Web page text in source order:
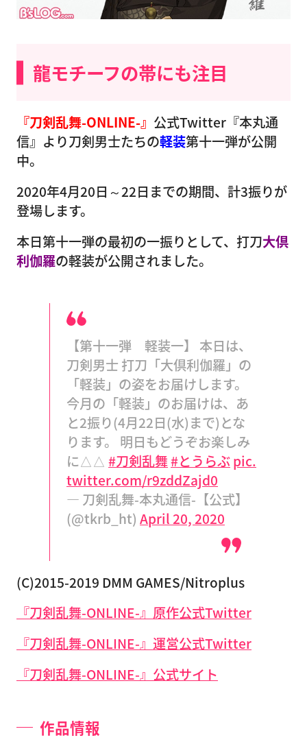
龍モチーフの帯にも注目
『刀剣乱舞-ONLINE-』 公式Twitter『本丸通
信』より刀剣男士たちの軽装第十一弾が公開
中。
2020年4月20日～22日までの期間、計3振りが
登場します。
本日第十一弾の最初の一振りとして、打刀大倶
利伽羅の軽装が公開されました。
【第十一弾 軽装一】 本日は、
刀剣男士 打刀「大倶利伽羅」の
「軽装」の姿をお届けします。
今月の「軽装」のお届けは、あ
と2振り(4月22日(水)まで)とな
ります。 明日もどうぞお楽しみ
に△△ #刀剣乱舞#とうらぶpic.
twitter.com/r9zddZajd0
— 刀剣乱舞-本丸通信-【公式】
(@tkrb_ht) April 20, 2020
(C)2015-2019 DMM GAMES/Nitroplus
『刀剣乱舞-ONLINE-』原作公式Twitter
『刀剣乱舞-ONLINE-』運営公式Twitter
『刀剣乱舞-ONLINE-』公式サイト
作品情報